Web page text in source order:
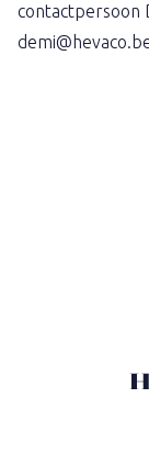
contactpersoon